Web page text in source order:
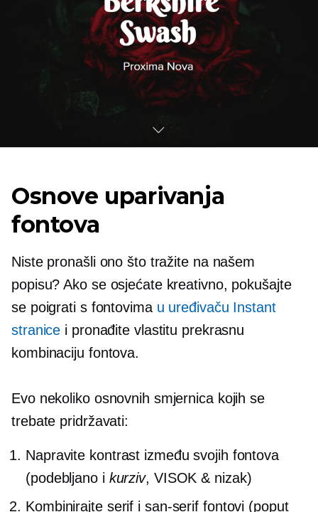
Osnove uparivanja
fontova
Niste pronašli ono što tražite na našem
popisu? Ako se osjećate kreativno, pokušajte
se poigrati s fontovima u uređivaču Instant
stranice i pronađite vlastitu prekrasnu
kombinaciju fontova.
Evo nekoliko osnovnih smjernica kojih se
trebate pridržavati:
Napravite kontrast između svojih fontova
(podebljano i kurziv, VISOK & nizak)
Kombinirajte serif i san-serif fontovi (poput